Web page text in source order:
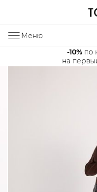
Меню
-10% по
на